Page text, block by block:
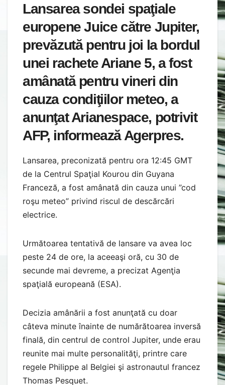
Lansarea sondei spaţiale
europene Juice către Jupiter,
prevăzută pentru joi la bordul
unei rachete Ariane 5, a fost
amânată pentru vineri din
cauza condiţiilor meteo, a
anunţat Arianespace, potrivit
AFP, informează Agerpres.
Lansarea, preconizată pentru ora 12:45 GMT
de la Centrul Spaţial Kourou din Guyana
Franceză, a fost amânată din cauza unui ”cod
roşu meteo” privind riscul de descărcări
electrice.
Următoarea tentativă de lansare va avea loc
peste 24 de ore, la aceeaşi oră, cu 30 de
secunde mai devreme, a precizat Agenţia
spaţială europeană (ESA).
Decizia amânării a fost anunţată cu doar
câteva minute înainte de numărătoarea inversă
finală, din centrul de control Jupiter, unde erau
reunite mai multe personalităţi, printre care
regele Philippe al Belgiei şi astronautul francez
Thomas Pesquet.